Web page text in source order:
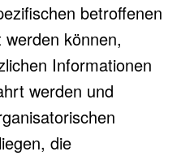
betroffenen
können,
Informationen
werden und
die